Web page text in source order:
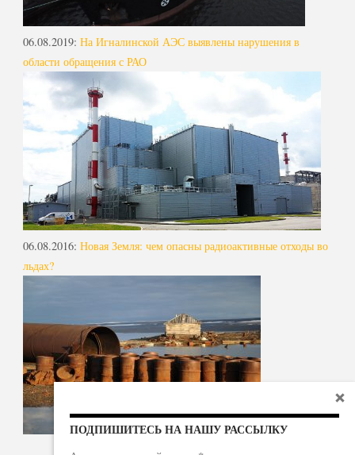
06.08.2019: На Игналинской АЭС выявлены нарушения в
области обращения с РАО
06.08.2016: Новая Земля: чем опасны радиоактивные отходы во
льдах?
ПОДПИШИТЕСЬ НА НАШУ РАССЫЛКУ